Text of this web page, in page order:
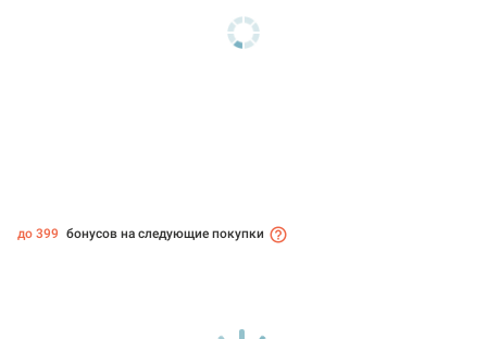
до 399 бонусов на следующие покупки